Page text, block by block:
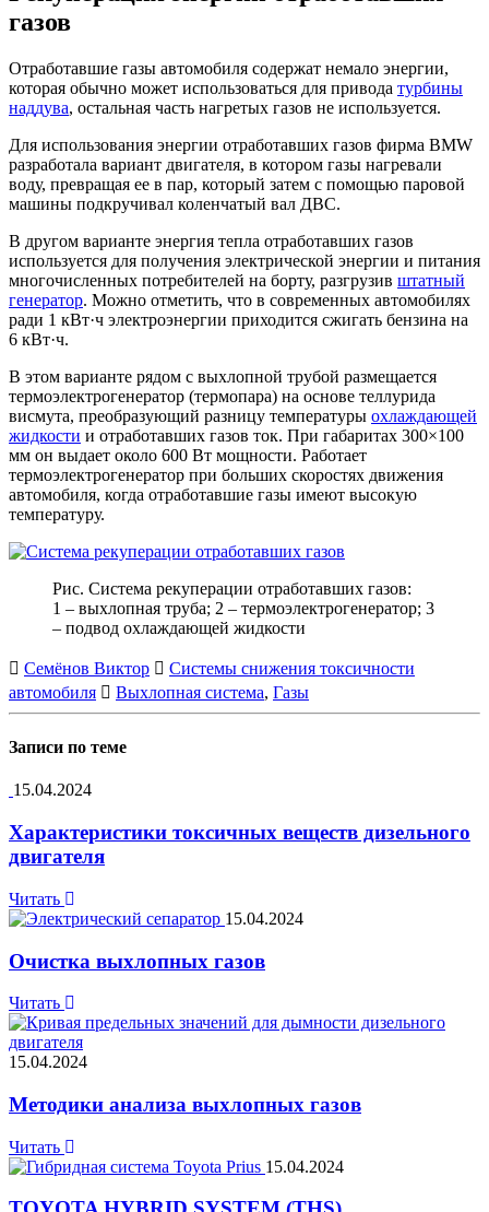
газов
Отработавшие газы автомобиля содержат немало энергии,
которая обычно может использоваться для привода турбины
наддува, остальная часть нагретых газов не используется.
Для использования энергии отработавших газов фирма BMW
разработала вариант двигателя, в котором газы нагревали
воду, превращая ее в пар, который затем с помощью паровой
машины подкручивал коленчатый вал ДВС.
В другом варианте энергия тепла отработавших газов
используется для получения электрической энергии и питания
многочисленных потребителей на борту, разгрузив штатный
генератор. Можно отметить, что в современных автомобилях
ради 1 кВт·ч электроэнергии приходится сжигать бензина на
6 кВт·ч.
В этом варианте рядом с выхлопной трубой размещается
термоэлектрогенератор (термопара) на основе теллурида
висмута, преобразующий разницу температуры охлаждающей
жидкости и отработавших газов ток. При габаритах 300×100
мм он выдает около 600 Вт мощности. Работает
термоэлектрогенератор при больших скоростях движения
автомобиля, когда отработавшие газы имеют высокую
температуру.
Рис. Система рекуперации отработавших газов:
1 – выхлопная труба; 2 – термоэлектрогенератор; 3
– подвод охлаждающей жидкости
Семёнов Виктор
Системы снижения токсичности
автомобиля
Выхлопная система, Газы
Записи по теме
15.04.2024
Характеристики токсичных веществ дизельного
двигателя
Читать
15.04.2024
Очистка выхлопных газов
Читать
15.04.2024
Методики анализа выхлопных газов
Читать
15.04.2024